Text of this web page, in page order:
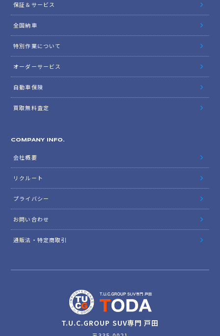
保証＆サービス
全国納車
特別作業について
オーダーサービス
自動車保険
買取無料査定
COMPANY INFO.
会社概要
リクルート
プライバシー
お問い合わせ
通販法・特定商取引
T.U.C.GROUP SUV専門 戸田